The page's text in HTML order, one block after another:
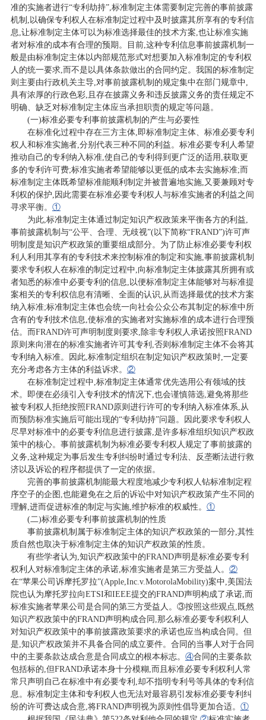
准的实施者进行“专利劫持”,标准制定主体需要制定完善的事前披露
机制,以确保专利权人在标准制定过程中及时披露其所享有的专利信
息,让标准制定主体可以为标准选择最佳的技术方案,也让标准实施
者对标准的成本有合理的预期。目前,这种专利信息事前披露机制一
般是由标准制定主体以内部规范形式对想要加入标准制定的专利权
人的统一要求,而不是以具体条款做出的合同约定。我国的标准制定
则主要由行政机关主导,对事前披露机制的规定集中在部门规章中,
具有浓厚的行政色彩,且存在披露义务和违反披露义务的责任规定不
明确、缺乏对标准制定主体应当承担职责的规定等问题。
(一)标准必要专利事前披露机制的产生与必要性
在标准化过程中存在三方主体,即标准制定主体、标准必要专利
权人和标准实施者,分别代表三种不同的利益。标准必要专利人希望
推动自己的专利纳入标准,使自己的专利得到更广泛的适用,获取更
多的专利许可费;标准实施者希望能够以更低的成本去实施标准;而
标准制定主体既希望标准能顺利制定并被普遍地实施,又要兼顾对专
利权的保护,因此需要在标准必要专利权人与标准实施者的利益之间
寻求平衡。 ①
为此,标准制定主体通过制定知识产权政策来平衡各方的利益,
事前披露机制与“公平、合理、无歧视”(以下简称“FRAND”)许可声
明制度是知识产权政策的重要组成部分。为了防止标准必要专利权
利人利用其享有的专利技术来控制标准的制定和实施,事前披露机制
要求专利权人在标准的制定过程中,向标准制定主体披露其所拥有或
者知悉的标准中必要专利的信息,以便标准制定主体能够对与标准提
案相关的专利权信息有清晰、全面的认识,从而选择最优的技术方案
纳入标准;标准制定主体也会统一向社会公众公布其制定的标准中所
含有的专利技术信息,使标准的实施者对实施标准的成本进行合理预
估。而FRAND许可声明制度则要求,除非专利权人承诺按照FRAND
原则来向潜在的标准实施者许可其专利,否则标准制定主体不会将其
专利纳入标准。因此,标准制定组织在制定知识产权政策时,一定要
充分考虑各方主体的利益诉求。 ②
在标准制定过程中,标准制定主体通常优先选用公有领域的技
术。即便在必须引入专利技术的情况下,也会谨慎筛选,避免将那些
被专利权人拒绝按照FRAND原则进行许可的专利纳入标准体系,从
而预防标准实施后可能出现的“专利劫持”问题。因此要求专利权人
尽早对标准中的必要专利信息进行披露,是许多标准组织知识产权政
策中的核心。事前披露机制为标准必要专利权人规定了事前披露的
义务,这种规定为事后发生专利纠纷时通过专利法、反垄断法进行救
济以及诉讼的程序都提供了一定的依据。
完善的事前披露机制能最大程度地减少专利权人钻标准制定程
序空子的企图,也能避免在之后的诉讼中对知识产权政策产生不同的
理解,进而促进标准的制定与实施,维护标准的权威性。 ①
(二)标准必要专利事前披露机制的性质
事前披露机制属于标准制定主体的知识产权政策的一部分,其性
质自然也取决于标准制定主体的知识产权政策的性质。
有些学者认为,知识产权政策中的FRAND声明是标准必要专利
权利人对标准制定主体的承诺,标准实施者是第三方受益人。 ②
在“苹果公司诉摩托罗拉”(Apple,Inc.v.MotorolaMobility)案中,美国法
院也认为摩托罗拉向ETSI和IEEE提交的FRAND声明构成了承诺,而
标准实施者苹果公司是合同的第三方受益人。③按照这些观点,既然
知识产权政策中的FRAND声明构成合同,那么标准必要专利权利人
对知识产权政策中的事前披露政策要求的承诺也应当构成合同。但
是,知识产权政策并不具备合同的成立要件。合同的当事人对于合同
中的主要条款达成合意是合同成立的根本标志。 ④合同的主要条款
包括标的,但FRAND承诺本身十分模糊,而且标准必要专利权利人常
常只声明自己在标准中有必要专利,却不指明专利号等具体的专利信
息。标准制定主体和专利权人也无法对最容易引发标准必要专利纠
纷的许可费达成合意,将FRAND声明视为原则性倡导更加合适。 ①